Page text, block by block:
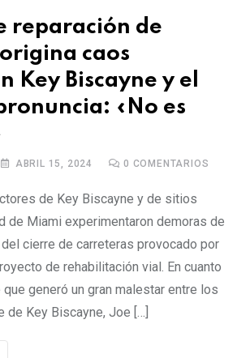
reparación de
caos
Key Biscayne y el
«No es
ABRIL 15, 2024 0 COMENTARIOS
de Key Biscayne y de sitios
de Miami experimentaron demoras de
cierre de carreteras provocado por
de rehabilitación vial. En cuanto
generó un gran malestar entre los
de Key Biscayne, Joe […]